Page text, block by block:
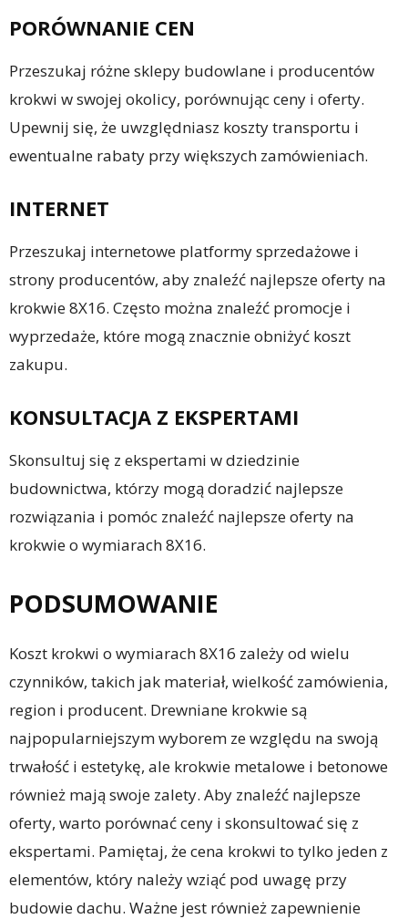
PORÓWNANIE CEN
Przeszukaj różne sklepy budowlane i producentów
krokwi w swojej okolicy, porównując ceny i oferty.
Upewnij się, że uwzględniasz koszty transportu i
ewentualne rabaty przy większych zamówieniach.
INTERNET
Przeszukaj internetowe platformy sprzedażowe i
strony producentów, aby znaleźć najlepsze oferty na
krokwie 8X16. Często można znaleźć promocje i
wyprzedaże, które mogą znacznie obniżyć koszt
zakupu.
KONSULTACJA Z EKSPERTAMI
Skonsultuj się z ekspertami w dziedzinie
budownictwa, którzy mogą doradzić najlepsze
rozwiązania i pomóc znaleźć najlepsze oferty na
krokwie o wymiarach 8X16.
PODSUMOWANIE
Koszt krokwi o wymiarach 8X16 zależy od wielu
czynników, takich jak materiał, wielkość zamówienia,
region i producent. Drewniane krokwie są
najpopularniejszym wyborem ze względu na swoją
trwałość i estetykę, ale krokwie metalowe i betonowe
również mają swoje zalety. Aby znaleźć najlepsze
oferty, warto porównać ceny i skonsultować się z
ekspertami. Pamiętaj, że cena krokwi to tylko jeden z
elementów, który należy wziąć pod uwagę przy
budowie dachu. Ważne jest również zapewnienie